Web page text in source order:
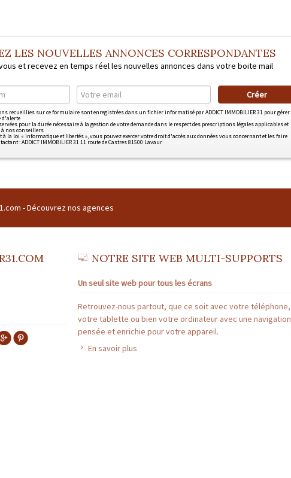
LES NOUVELLES ANNONCES CORRESPONDANTES
et recevez en temps réel les nouvelles annonces dans votre boite mail
Créer
recueillies sur ce formulaire sont enregistrées dans un fichier informatisé par ADDICT IMMOBILIER 31 pour gérer
d'alerte
pour la durée nécessaire à la gestion de votre demande dans le respect des prescriptions légales applicables et
à nos conseillers
à la loi « informatique et libertés », vous pouvez exercer votre droit d'accès aux données vous concernant et les faire
: ADDICT IMMOBILIER 31 11 route de Castres 81500 Lavaur
-Découvrez nos agences
NOTRE SITE WEB MULTI-SUPPORTS
Un seul site web pour tous les écrans
Retrouvez-nous partout, que ce soit avec votre téléphone,
votre tablette ou bien votre ordinateur avec une navigation
pensée et enrichie pour votre appareil.
En savoir plus